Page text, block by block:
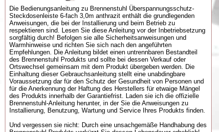
Die Bedienungsanleitung zu Brennenstuhl Überspannungsschutz-
Steckdosenleiste 6-fach 3,0m anthrazit enthält die grundlegenden
Anweisungen, die bei der Installierung und beim Betrieb zu
respektieren sind. Lesen Sie diese Anleitung vor der Inbetriebsetzung
sorgfältig durch! Befolgen sie alle Sicherheitsanweisungen und
Warmhinweise und richten Sie sich nach den angeführten
Empfehlungen. Die Anleitung bildet einen untrennbaren Bestandteil
des Brennenstuhl Produkts und sollte bei dessen Verkauf oder
Ortswechsel gemeinsam mit dem Produkt übergeben werden. Die
Einhaltung dieser Gebrauchsanleitung stellt eine unabdingbare
Voraussetzung dar für den Schutz der Gesundheit von Personen und
für die Anerkennung der Haftung des Herstellers für etwaige Mängel
des Produkts innerhalb der Garantiefrist. Laden sie ich die offizielle
Brennenstuhl-Anleitung herunter, in der Sie die Anweisungen zu
Installierung, Benutzung, Wartung und Service Ihres Produkts finden.
Und vergessen sie nicht: Durch eine unsachgemäße Handhabung des